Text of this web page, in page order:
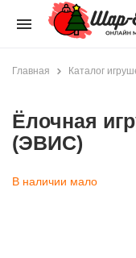
menu
Главная Каталог
Ёлочная
(ЭВИС)
В наличии мало